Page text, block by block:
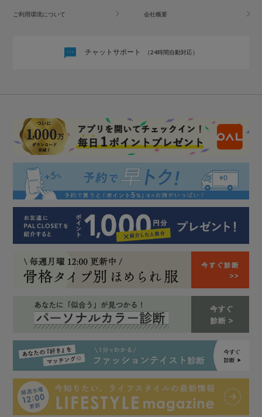
ご利用環境について 会社概要
チャットサポート （24時間自動対応）